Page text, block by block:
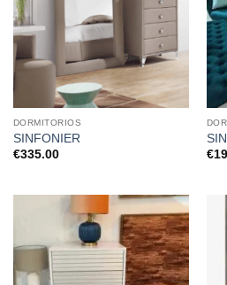
DORMITORIOS
SINFONIER
€335.00
€